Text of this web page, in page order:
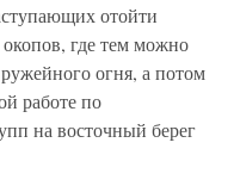
отойти
где тем можно
огня, а потом
работе по
на восточный берег